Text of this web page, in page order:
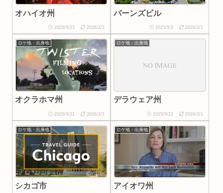
オハイオ州
2025/9/23 2026/2/1
バーンズビル
2025/9/3 2026/2/1
ロケ地・出身地
オクラホマ州
2025/9/21 2026/2/1
ロケ地・出身地
デラウェア州
2025/9/23 2026/2/1
ロケ地・出身地
シカゴ市
ロケ地・出身地
アイオワ州